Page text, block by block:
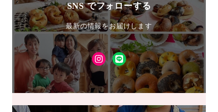
SNS でフォローする
最新の情報をお届けします
Instagram
LINE
友
達
追